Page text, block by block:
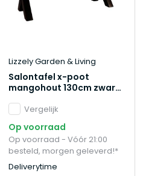
Lizzely Garden & Living
Salontafel x-poot
mangohout 130cm zwart
Vergelijk
Op voorraad
Op voorraad - Vóór 21:00
besteld, morgen geleverd!*
Deliverytime